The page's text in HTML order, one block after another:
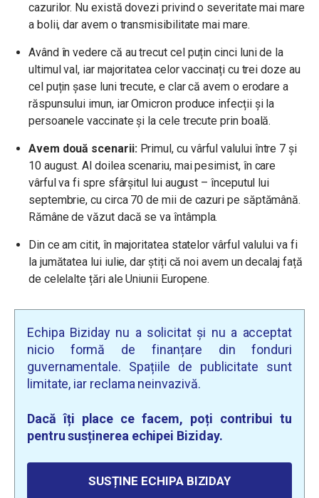
cazurilor. Nu există dovezi privind o severitate mai mare
a bolii, dar avem o transmisibilitate mai mare.
Având în vedere că au trecut cel puțin cinci luni de la
ultimul val, iar majoritatea celor vaccinați cu trei doze au
cel puțin șase luni trecute, e clar că avem o erodare a
răspunsului imun, iar Omicron produce infecții și la
persoanele vaccinate și la cele trecute prin boală.
Avem două scenarii:Primul, cu vârful valului între 7 și
10 august. Al doilea scenariu, mai pesimist, în care
vârful va fi spre sfârșitul lui august – începutul lui
septembrie, cu circa 70 de mii de cazuri pe săptămână.
Rămâne de văzut dacă se va întâmpla.
Din ce am citit, în majoritatea statelor vârful valului va fi
la jumătatea lui iulie, dar știți că noi avem un decalaj față
de celelalte țări ale Uniunii Europene.
Echipa Biziday nu a solicitat și nu a acceptat
nicio formă de finanțare din fonduri
guvernamentale. Spațiile de publicitate sunt
limitate, iar reclama neinvazivă.
Dacă îți place ce facem, poți contribui tu
pentru susținerea echipei Biziday.
SUSȚINE ECHIPA BIZIDAY